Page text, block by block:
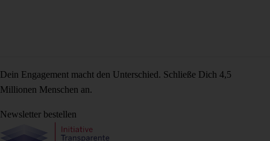
Dein Engagement macht den Unterschied. Schließe Dich 4,5
Millionen Menschen an.
Newsletter bestellen